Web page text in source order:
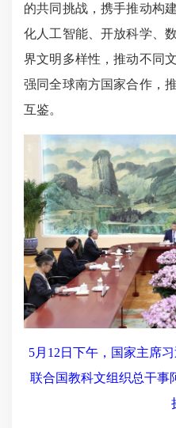
的共同挑战，携手推动构
化人工智能、开放科学、
界文明多样性，推动不同
强同全球南方国家合作，
互鉴。
5月12日下午，国家主席
联合国教科文组织总干事